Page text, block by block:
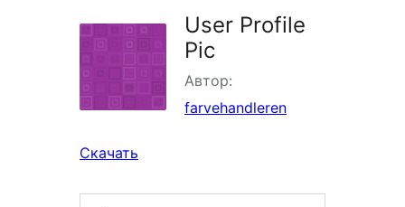
User Profile
Pic
Автор:
farvehandleren
Скачать